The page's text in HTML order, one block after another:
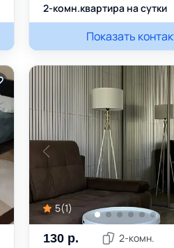
2-комн.квартира на сутки
ЛюдмилаПоказать
5(1)
130 р. 2-комн.